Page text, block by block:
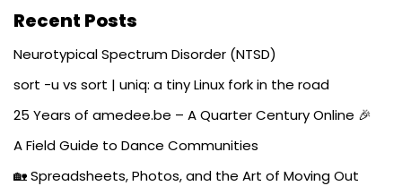
Recent Posts
Neurotypical Spectrum Disorder (NTSD)
sort -u vs sort | uniq: a tiny Linux fork in the road
25 Years of amedee.be – A Quarter Century Online 🎉
A Field Guide to Dance Communities
🏡 Spreadsheets, Photos, and the Art of Moving Out